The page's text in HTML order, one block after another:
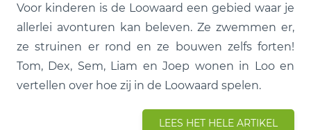
Voor kinderen is de Loowaard een gebied waar je
allerlei avonturen kan beleven. Ze zwemmen er,
ze struinen er rond en ze bouwen zelfs forten!
Tom, Dex, Sem, Liam en Joep wonen in Loo en
vertellen over hoe zij in de Loowaard spelen.
LEES HET HELE ARTIKEL